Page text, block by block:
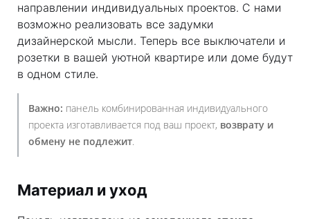
направлении индивидуальных проектов. С нами
возможно реализовать все задумки
дизайнерской мысли. Теперь все выключатели и
розетки в вашей уютной квартире или доме будут
в одном стиле.
Важно: панель комбинированная индивидуального
проекта изготавливается под ваш проект, возврату и
обмену не подлежит.
Материал и уход